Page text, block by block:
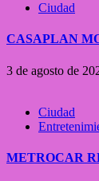
Ciudad
CASAPLAN
3 de agosto de
Ciudad
METROCAR